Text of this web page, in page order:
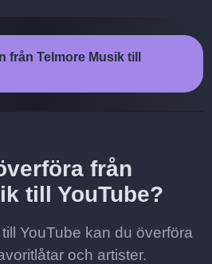
från Telmore Musik till
från
till YouTube?
YouTube kan du överföra
och artister.